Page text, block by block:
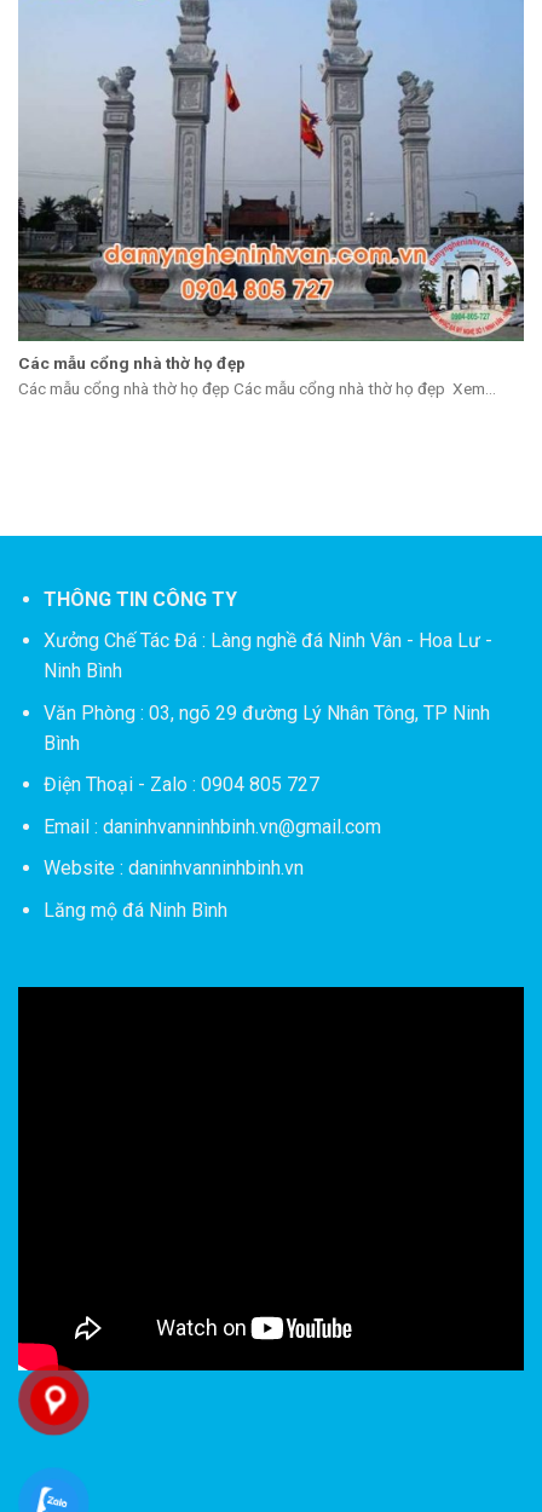
Các mẫu cổng nhà thờ họ đẹp
Các mẫu cổng nhà thờ họ đẹp Các mẫu cổng nhà thờ họ đẹp Xem...
THÔNG TIN CÔNG TY
Xưởng Chế Tác Đá : Làng nghề đá Ninh Vân - Hoa Lư -
Ninh Bình
Văn Phòng : 03, ngõ 29 đường Lý Nhân Tông, TP Ninh
Bình
Điện Thoại - Zalo : 0904 805 727
Email : daninhvanninhbinh.vn@gmail.com
Website : daninhvanninhbinh.vn
Lăng mộ đá Ninh Bình